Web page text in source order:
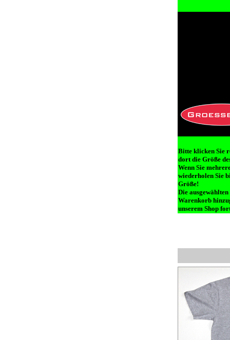
Bitte klicken Sie
dort die Größe
Wenn Sie
wiederholen Sie
Größe!
Die
Warenkorb
unserem Shop